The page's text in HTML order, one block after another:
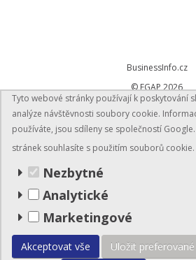
BusinessInfo.cz
© EGAP 2026
Mapa stránek
Tyto webové stránky používají k poskytování
analýze návštěvnosti soubory cookie.
používáte, jsou sdíleny se společností
stránek souhlasíte s použitím souborů cookie.
Nezbytné
Analytické
Marketingové
Akceptovat vše Uložit preferované